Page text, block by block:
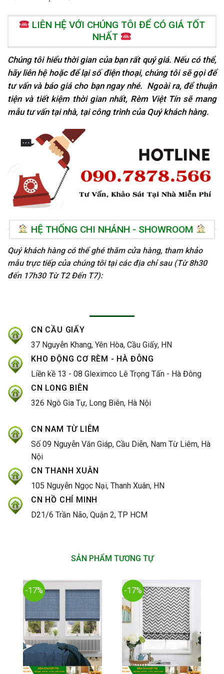
LIÊN HỆ VỚI CHÚNG TÔI ĐỂ CÓ GIÁ TỐT
NHẤT
Chúng tôi hiểu thời gian của bạn rất quý giá. Nếu có thể,
hãy liên hệ hoặc để lại số điện thoại, chúng tôi sẽ gọi để
tư vấn và báo giá cho bạn ngay nhé. Ngoài ra, để thuận
tiện và tiết kiệm thời gian nhất, Rèm Việt Tín sẽ mang
mẫu tư vấn tại nhà, tạicông trình của Quý khách hàng.
HỆ THỐNG CHI NHÁNH - SHOWROOM
Quý khách hàng có thể ghé thăm cửa hàng, tham khảo
mẫu trực tiếp của chúng tôi tại các địa chỉ sau (Từ 8h30
đến 17h30 Từ T2 Đến T7):
CN CẦU GIẤY
37 Nguyễn Khang, Yên Hòa, Cầu Giấy, HN
KHO ĐỘNG CƠ RÈM - HÀ ĐÔNG
Liền kề 13 - 08 Gleximco Lê Trọng Tấn - Hà Đông
CN LONG BIÊN
326 Ngô Gia Tự, Long Biên, Hà Nội
CN NAM TỪ LIÊM
Số 09 Nguyễn Văn Giáp, Cầu Diễn, Nam Từ Liêm, Hà
Nội
CN THANH XUÂN
105 Nguyễn Ngọc Nại, Thanh Xuân, HN
CN HỒ CHÍ MINH
D21/6 Trần Não, Quận 2, TP HCM
SẢN PHẨM TƯƠNG TỰ
-17% -17%